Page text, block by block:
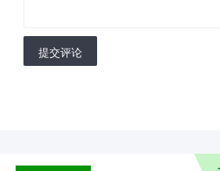
提交评论